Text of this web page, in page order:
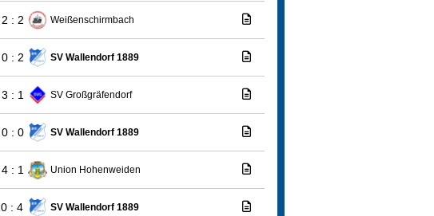
2 : 2 Weißenschirmbach
0 : 2 SV Wallendorf 1889
3 : 1 SV Großgräfendorf
0 : 0 SV Wallendorf 1889
4 : 1 Union Hohenweiden
0 : 4 SV Wallendorf 1889